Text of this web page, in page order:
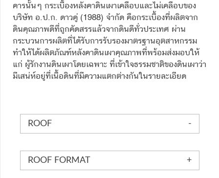
คารนั้นๆ กระเบื้องหลังคาดินเผาเคลือบและไม่เคลือบของ
บริษัท อ.ป.ก. ดาวคู่ (1988) จำกัด คือกระเบื้องที่ผลิตจาก
ดินคุณภาพดีที่ถูกคัดสรรแล้วจากดินดีทั่วประเทศ ผ่าน
กระบวนการผลิตที่ได้รับการรับรองมาตรฐานอุตสาหกรรม
ทำให้ได้ผลิตภัณฑ์หลังคาดินเผาคุณภาพที่พร้อมส่งมอบให้
แก่ ผู้รักงานดินเผาโดยเฉพาะ ที่เข้าใจธรรมชาติของดินเผาว่า
มีเสน่ห์อยู่ที่เนื้อดินที่มีความแตกต่างกันในรายละเอียด
ROOF
ROOF FORMAT